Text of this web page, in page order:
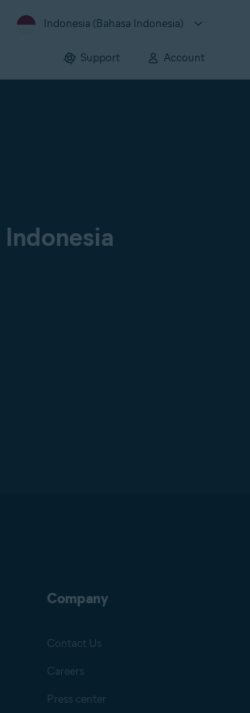
Indonesia (Bahasa Indonesia)
Support Account
Company
Contact Us
Careers
Press center